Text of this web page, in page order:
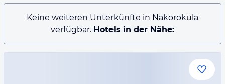
Keine weiteren Unterkünfte in Nakorokula
verfügbar. Hotels in der Nähe: